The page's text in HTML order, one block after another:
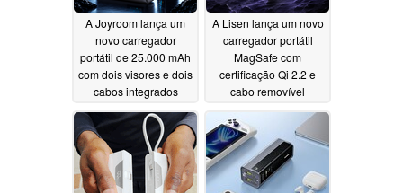
A Joyroom lança um
novo carregador
portátil de 25.000 mAh
com dois visores e dois
cabos integrados
07/16/2026
A Lisen lança um novo
carregador portátil
MagSafe com
certificação Qi 2.2 e
cabo removível
07/02/2026